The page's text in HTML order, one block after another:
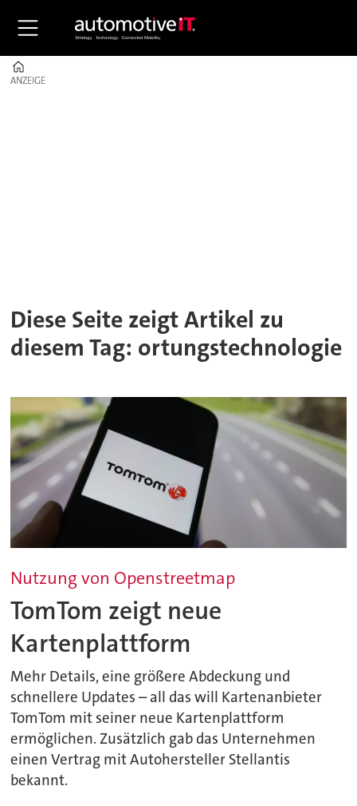
ANZEIGE
ANZEIGE
Diese Seite zeigt Artikel zu
diesem Tag: ortungstechnologie
Nutzung von Openstreetmap
TomTom zeigt neue
Kartenplattform
Mehr Details, eine größere Abdeckung und
schnellere Updates – all das will Kartenanbieter
TomTom mit seiner neue Kartenplattform
ermöglichen. Zusätzlich gab das Unternehmen
einen Vertrag mit Autohersteller Stellantis
bekannt.